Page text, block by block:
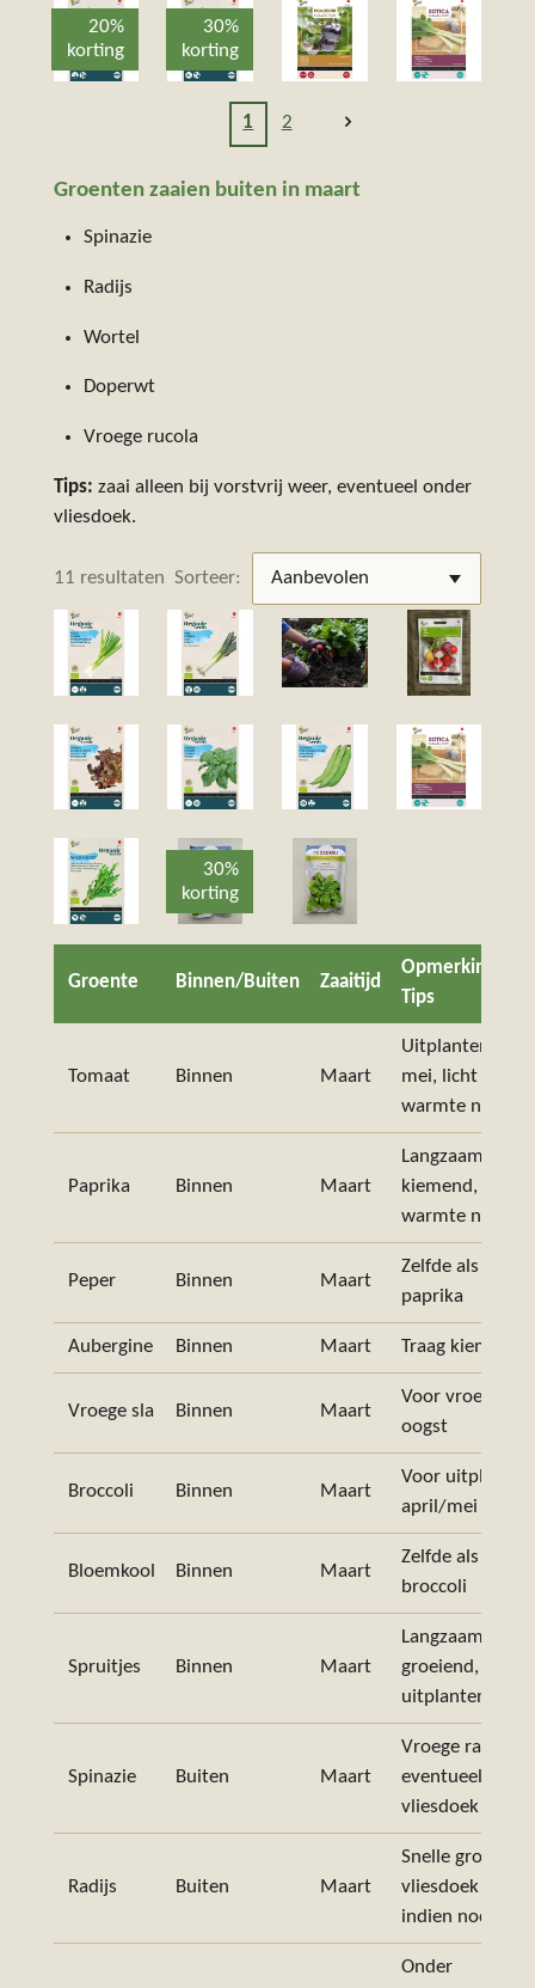
20%
korting
30%
korting
1 2
Groenten zaaien buiten in maart
Spinazie
Radijs
Wortel
Doperwt
Vroege rucola
Tips: zaai alleen bij vorstvrij weer, eventueel onder
vliesdoek.
11 resultaten Sorteer:
30%
korting
Groente Binnen/Buiten Zaaitijd
Opmerkingen /
Tips
Tomaat Binnen Maart
Uitplanten in
mei, licht en
warmte nodig
Paprika Binnen Maart
Langzaam
kiemend,
warmte nodig
Peper Binnen Maart
Zelfde als
paprika
Aubergine Binnen Maart Traag kiemend
Vroege sla Binnen Maart
Voor vroege
oogst
Broccoli Binnen Maart
Voor uitplant in
april/mei
Bloemkool Binnen Maart
Zelfde als
broccoli
Spruitjes Binnen Maart
Langzaam
groeiend, later
uitplanten
Spinazie Buiten Maart
Vroege rassen,
eventueel
vliesdoek
Radijs Buiten Maart
Snelle groeier,
vliesdoek
indien nodig
Onder